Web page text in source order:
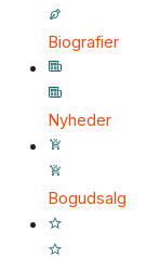
Biografier
Nyheder
Bogudsalg